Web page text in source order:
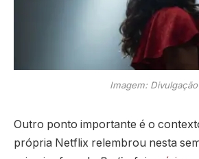
Imagem: Divulgação
Outro ponto importante é o
própria Netflix relembrou nesta